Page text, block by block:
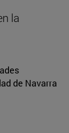
la
de Navarra